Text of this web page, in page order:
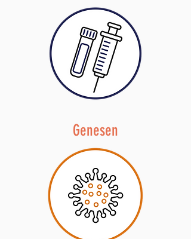
Genesen